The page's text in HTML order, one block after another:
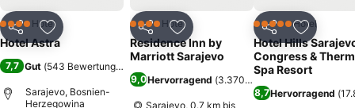
stillen.Business, weitere Annehmlichkeiten Geschäftsreisenden
stehen klimatisierte öffentliche Bereiche und Fahrstuhl zur
Verfügung. Vor Ort gibt es Folgendes: Parkplätze (kostenlos).
Teilen Zu Favoriten hinzufügen
4 SterneHotel
Hotel Astra
7,7 Gut (543 Bewertungen
Sarajevo, Bosnien-
Herzegowina
Teilen Zu Favoriten hinzufügen
4 SterneHotel
Residence Inn by
Marriott Sarajevo
9,0Hervorragend (3.370 Bewertungen
Sarajevo, 0.7 km bis
Teilen Zu
5 Sterne Hotel
Hotel Hills
Congress &
Spa Resort
8,7Hervorragend (